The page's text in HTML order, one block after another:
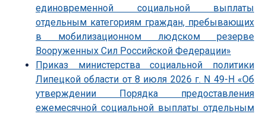
единовременной социальной выплаты
отдельным категориям граждан, пребывающих
в мобилизационном людском резерве
Вооруженных Сил Российской Федерации»
Приказ министерства социальной политики
Липецкой области от 8 июля 2026 г. N 49-Н «Об
утверждении Порядка предоставления
ежемесячной социальной выплаты отдельным